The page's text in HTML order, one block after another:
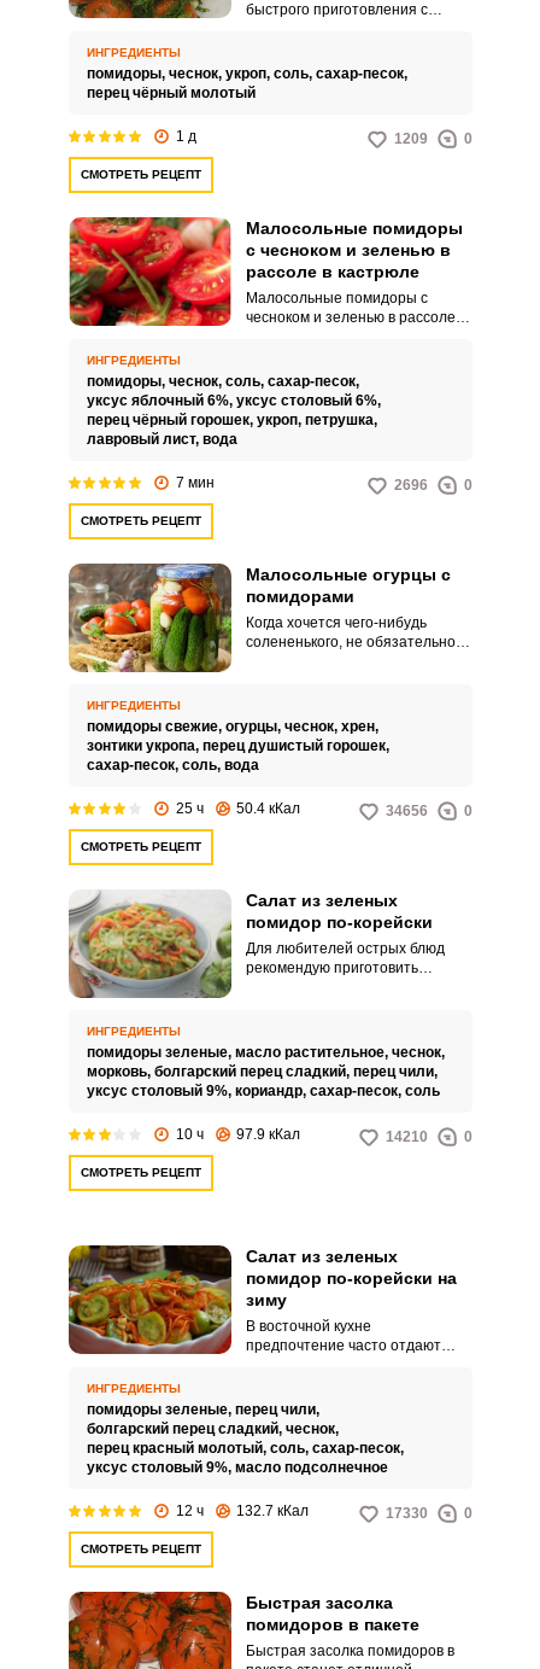
быстрого приготовления с
ароматная закуска, которая
будет актуальна как для
Интересное угощение можно
ИНГРЕДИЕНТЫ
помидоры, чеснок, укроп, соль, сахар-песок,
перец чёрный молотый
1 д 1209 0
СМОТРЕТЬ РЕЦЕПТ
Малосольные помидоры
с чесноком и зеленью в
рассоле в кастрюле
Малосольные помидоры с
чесноком и зеленью в рассоле в
превосходная холодная закуска
к любому гарниру. Такая закуска
хранится недолго, но всегда
ИНГРЕДИЕНТЫ
помидоры, чеснок, соль, сахар-песок,
уксус яблочный 6%, уксус столовый 6%,
перец чёрный горошек, укроп, петрушка,
лавровый лист, вода
7 мин 2696 0
СМОТРЕТЬ РЕЦЕПТ
Малосольные огурцы с
помидорами
Когда хочется чего-нибудь
солененького, не обязательно
очень быстро и просто.
ИНГРЕДИЕНТЫ
помидоры свежие, огурцы, чеснок, хрен,
зонтики укропа, перец душистый горошек,
сахар-песок, соль, вода
25 ч 50.4 кКал 34656 0
СМОТРЕТЬ РЕЦЕПТ
Салат из зеленых
помидор по-корейски
Для любителей острых блюд
рекомендую приготовить
замечательным украшением
праздничного застолья и
разнообразит привычные
блюда.
ИНГРЕДИЕНТЫ
помидоры зеленые, масло растительное, чеснок,
морковь, болгарский перец сладкий, перец чили,
уксус столовый 9%, кориандр, сахар-песок, соль
10 ч 97.9 кКал 14210 0
СМОТРЕТЬ РЕЦЕПТ
Салат из зеленых
помидор по-корейски на
зиму
В восточной кухне
предпочтение часто отдают
редко стараются перенять
такие рецепты и применить их
на обычных в наших местах
продуктах.
ИНГРЕДИЕНТЫ
помидоры зеленые, перец чили,
болгарский перец сладкий, чеснок,
перец красный молотый, соль, сахар-песок,
уксус столовый 9%, масло подсолнечное
12 ч 132.7 кКал 17330 0
СМОТРЕТЬ РЕЦЕПТ
Быстрая засолка
помидоров в пакете
Быстрая засолка помидоров в